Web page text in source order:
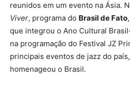
reunidos em um evento na Ásia.
Viver, programa do Brasil de Fato
que integrou o Ano Cultural
na programação do Festival JZ
principais eventos de jazz do
homenageou o Brasil.